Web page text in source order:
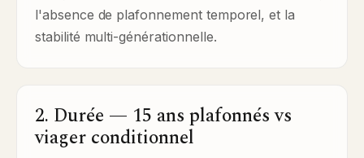
l'absence de plafonnement temporel, et la
stabilité multi-générationnelle.
2. Durée — 15 ans plafonnés vs
viager conditionnel